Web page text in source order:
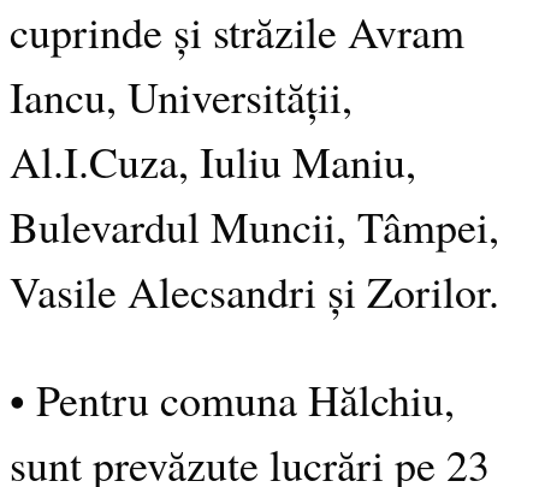
cuprinde și străzile Avram
Iancu, Universității,
Al.I.Cuza, Iuliu Maniu,
Bulevardul Muncii, Tâmpei,
Vasile Alecsandri și Zorilor.
• Pentru comuna Hălchiu,
sunt prevăzute lucrări pe 23